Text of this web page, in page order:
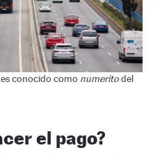
conocido como numeritodel
el pago?